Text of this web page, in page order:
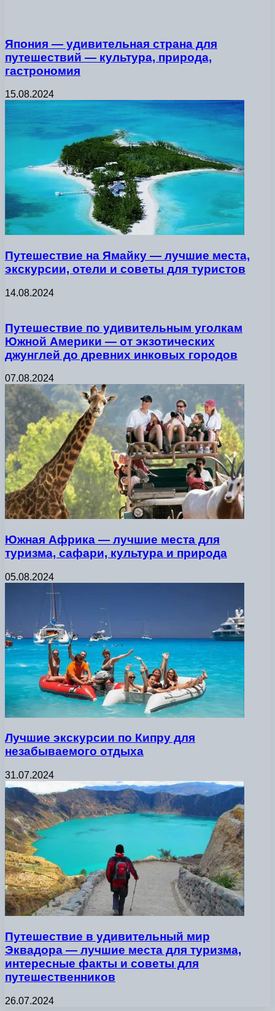
Япония — удивительная страна для
путешествий — культура, природа,
гастрономия
15.08.2024
Путешествие на Ямайку — лучшие места,
экскурсии, отели и советы для туристов
14.08.2024
Путешествие по удивительным уголкам
Южной Америки — от экзотических
джунглей до древних инковых городов
07.08.2024
Южная Африка — лучшие места для
туризма, сафари, культура и природа
05.08.2024
Лучшие экскурсии по Кипру для
незабываемого отдыха
31.07.2024
Путешествие в удивительный мир
Эквадора — лучшие места для туризма,
интересные факты и советы для
путешественников
26.07.2024